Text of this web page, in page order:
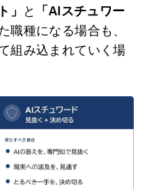
」 と 「 AIスチュワー
職種になる場合も、
組み込まれていく場